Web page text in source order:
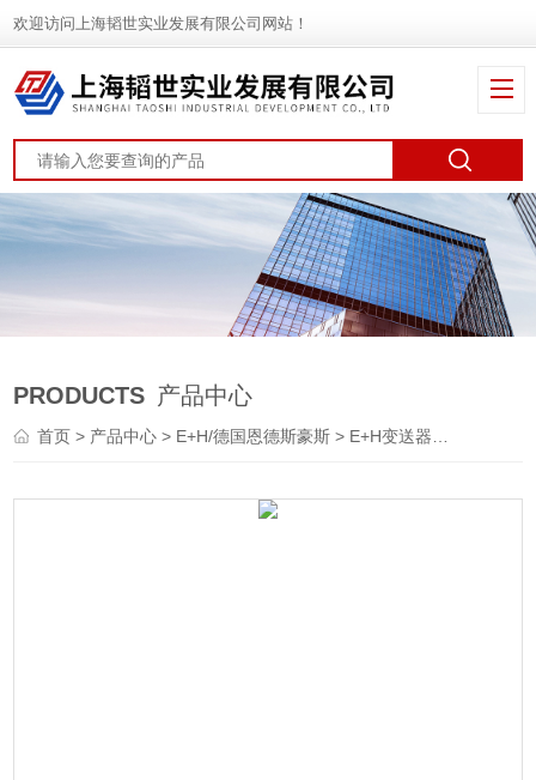
欢迎访问上海韬世实业发展有限公司网站！
PRODUCTS 产品中心
首页> 产品中心 > E+H/德国恩德斯豪斯 > E+H变送器> TMT142恩